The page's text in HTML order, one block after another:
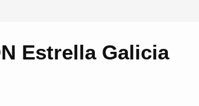
Estrella Galicia